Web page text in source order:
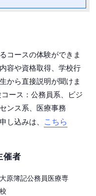
コースの体験ができま
容や資格取得、学校行
から直接説明が聞けま
ース：公務員系、ビジ
ンス系、医療事務
込みは、 こちら
催者
原簿記公務員医療専